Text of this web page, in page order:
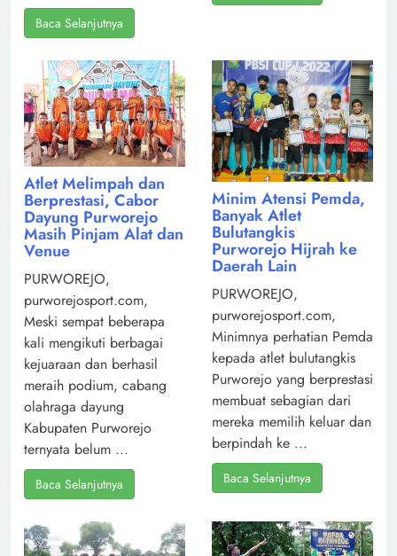
Baca Selanjutnya
Atlet Melimpah dan
Berprestasi, Cabor
Dayung Purworejo
Masih Pinjam Alat dan
Venue
PURWOREJO,
purworejosport.com,
Meski sempat beberapa
kali mengikuti berbagai
kejuaraan dan berhasil
meraih podium, cabang
olahraga dayung
Kabupaten Purworejo
ternyata belum ...
Baca Selanjutnya
Minim Atensi Pemda,
Banyak Atlet
Bulutangkis
Purworejo Hijrah ke
Daerah Lain
PURWOREJO,
purworejosport.com,
Minimnya perhatian Pemda
kepada atlet bulutangkis
Purworejo yang berprestasi
membuat sebagian dari
mereka memilih keluar dan
berpindah ke ...
Baca Selanjutnya